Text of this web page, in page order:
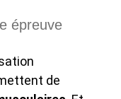
épreuve
de